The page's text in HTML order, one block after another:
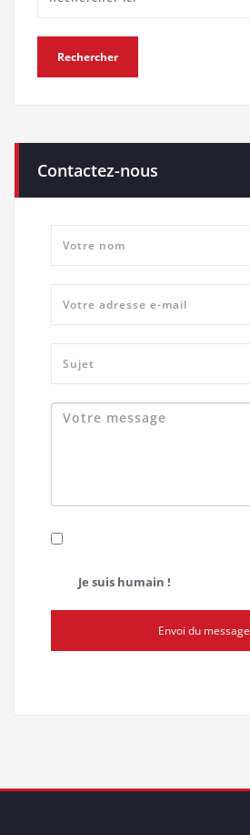
Contactez-nous
Je suis humain !
Envoi du message